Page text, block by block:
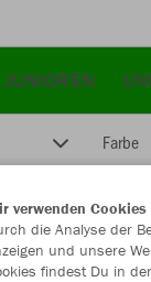
Farbe
verwenden Cookies
die Analyse der
und unsere
findest Du in